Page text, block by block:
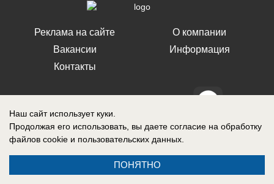
Реклама на сайте
Вакансии
Контакты
О компании
Информация
Свидетельство о регистрации СМИ: Эл № ФС 77-76240, выдано
Федеральной службой по надзору в сфере связи, информационных
Наш сайт использует куки.
Продолжая его использовать, вы даете согласие на обработку
файлов cookie и пользовательских данных.
ПОНЯТНО